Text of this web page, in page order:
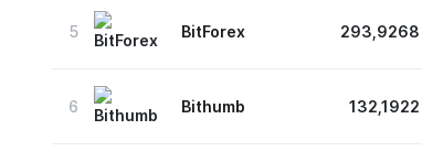
5 BitForex 293,9268
6 Bithumb